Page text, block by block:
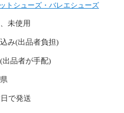
トシューズ・バレエシューズ
未使用
み(出品者負担)
出品者が手配)
で発送